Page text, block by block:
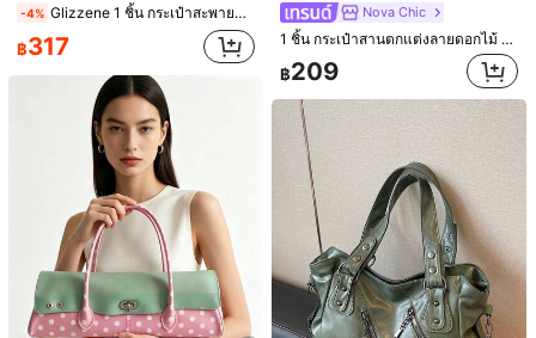
Save ฿46
-21% ช่วง 1 วันที่ผ่านมา 1 ชิ้น กระเป๋าโท้ทวินเทจความจุขนาดใหญ่, กระเป๋าสะพายไหล่ขนาดใหญ่สำหรับเดินทาง, กระเป๋าถือสีดำแฟชั่นสำหรับผู้หญิง, หนัง PU สีพื้นเคลือบแว็กซ์, ตกแต่งสายรัด, ปิดด้วยซิป, สีเบอร์กันดี, กระเป๋าสะพายไหล่สำหรับสาวออฟฟิศ, นักศึกษามหาวิทยาลัย, เดินทางระยะสั้น, วันหยุดพักผ่อน, ของขวัญ, วันวาเลนไทน์, วันเกิด, ช้อปปิ้ง, ธุรกิจ, เหมาะสำหรับใช้ในชีวิตประจำวัน
-4% Glizzene 1 ชิ้น กระเป๋าสะพายข้างผู้หญิงสไตล์เรโทร มินิมอล สำหรับวันหยุด ฮิปปี้ โบโฮ ถักโครเชต์กลวงออก ผูกปม ทรงพระจันทร์เสี้ยว ขนาดใหญ่ เหมาะสำหรับสตรีท, ออกเดท, เดินทาง, วันหยุด, วันวาเลนไทน์, งานแต่งงาน
฿317
Nova Chic
1 ชิ้น กระเป๋าสานตกแต่งลายดอกไม้ Novachic สไตล์ลำลองสำหรับวันหยุดพักผ่อนริมชายหาด ดีไซน์มินิมอล กระเป๋าถือสตรีพร้อมซิป เหมาะสำหรับการเดินทางและใช้ในชีวิตประจำวัน
฿209